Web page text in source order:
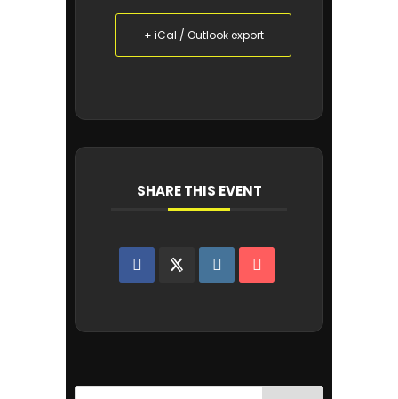
+ iCal / Outlook export
SHARE THIS EVENT